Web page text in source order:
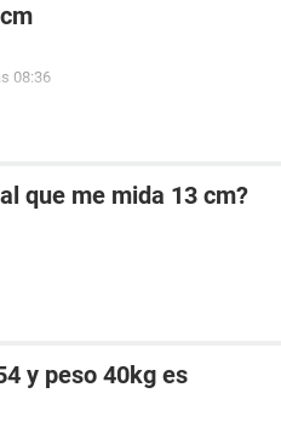
08:36
que me mida 13 cm?
y peso 40kg es